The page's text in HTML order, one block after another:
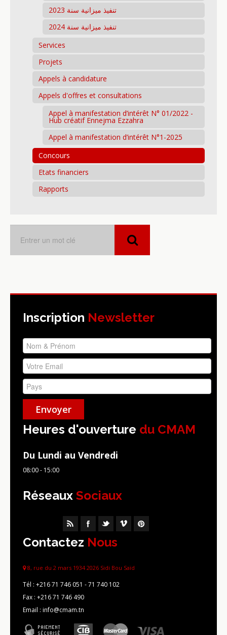
تنفيذ ميزانية سنة 2023
تنفيذ ميزانية سنة 2024
Services
Projets
Appels à candidature
Appels d'offres et consultations
Appel à manifestation d’intérêt N° 01/2022 -
Hub créatif Ennejma Ezzahra
Appel à manifestation d’intérêt N°1-2025
Concours
Etats financiers
Rapports
Inscription Newsletter
Heures d'ouverture du CMAM
Du Lundi au Vendredi
08:00 - 15:00
Réseaux Sociaux
Contactez Nous
8, rue du 2 mars 1934 2026 Sidi Bou Saïd
Tél : +216 71 746 051 - 71 740 102
Fax : +216 71 746 490
Email : info@cmam.tn